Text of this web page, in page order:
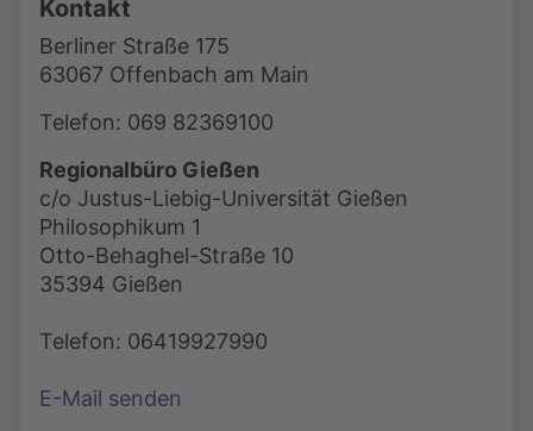
Kontakt
Berliner Straße 175
63067 Offenbach am Main
Telefon: 069 82369100
Regionalbüro Gießen
c/o Justus-Liebig-Universität Gießen
Philosophikum 1
Otto-Behaghel-Straße 10
35394 Gießen
Telefon: 06419927990
E-Mail senden